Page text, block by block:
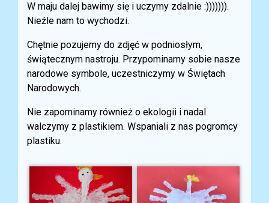
W maju dalej bawimy się i uczymy zdalnie :))))))).
Nieźle nam to wychodzi.
Chętnie pozujemy do zdjęć w podniosłym,
świątecznym nastroju. Przypominamy sobie nasze
narodowe symbole, uczestniczymy w Świętach
Narodowych.
Nie zapominamy również o ekologii i nadal
walczymy z plastikiem. Wspaniali z nas pogromcy
plastiku.